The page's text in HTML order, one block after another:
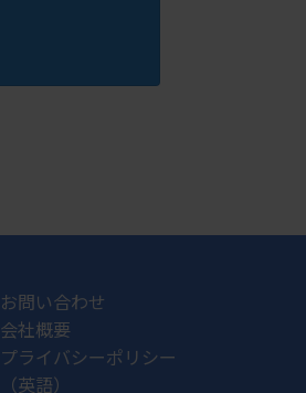
お問い合わせ
会社概要
プライバシーポリシー
（英語）